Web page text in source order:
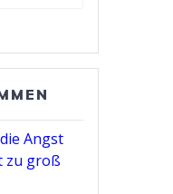
Angst
zu groß